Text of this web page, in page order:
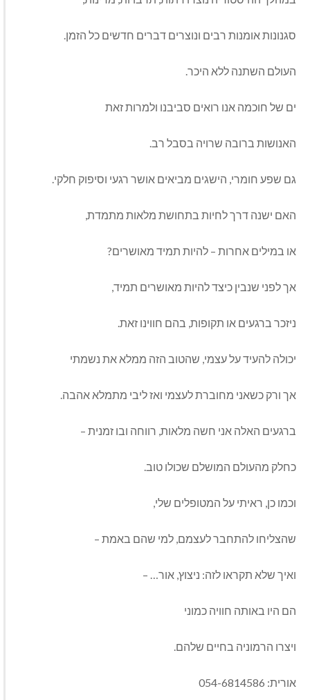
סגנונות אומנות רבים ונוצרים דברים חדשים כל הזמן.
העולם השתנה ללא היכר.
ים של חוכמה אנו רואים סביבנו ולמרות זאת
האנושות ברובה שרויה בסבל רב.
גם שפע חומרי, הישגים מביאים אושר רגעי וסיפוק חלקי.
האם ישנה דרך לחיות בתחושת מלאות מתמדת,
או במילים אחרות – להיות תמיד מאושרים?
אך לפני שנבין כיצד להיות מאושרים תמיד,
ניזכר ברגעים או תקופות, בהם חווינו זאת.
יכולה להעיד על עצמי, שהטוב הזה ממלא את נשמתי
אך ורק כשאני מחוברת לעצמי ואז ליבי מתמלא אהבה.
ברגעים האלה אני חשה מלאות, רווחה ובו זמנית –
כחלק מהעולם המושלם שכולו טוב.
וכמו כן, ראיתי על המטופלים שלי,
שהצליחו להתחבר לעצמם, למי שהם באמת –
ואיך שלא תקראו לזה: ניצוץ, אור… –
הם היו באותה חוויה כמוני
ויצרו הרמוניה בחיים שלהם.
אורית: 054-6814586